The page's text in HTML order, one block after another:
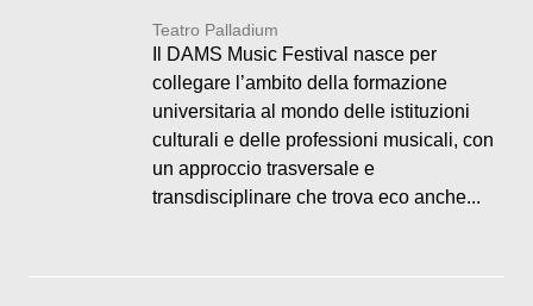
Teatro Palladium
Il DAMS Music Festival nasce per
collegare l’ambito della formazione
universitaria al mondo delle istituzioni
culturali e delle professioni musicali, con
un approccio trasversale e
transdisciplinare che trova eco anche...